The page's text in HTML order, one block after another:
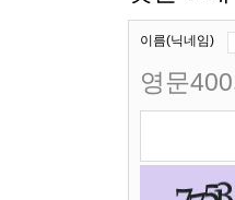
이름(닉네임)
영문